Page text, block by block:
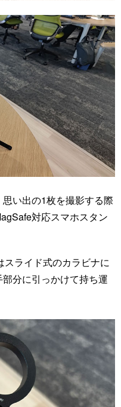
い出の1枚を撮影する際
対応スマホスタン
ライド式のカラビナに
分に引っかけて持ち運